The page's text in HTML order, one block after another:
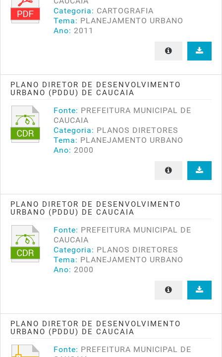
Categoria: CARTOGRAFIA
Tema: PLANEJAMENTO URBANO
Ano: 2011
PLANO DIRETOR DE DESENVOLVIMENTO
URBANO (PDDU) DE CAUCAIA
Fonte: PREFEITURA MUNICIPAL DE
CAUCAIA
Categoria: PLANOS DIRETORES
Tema: PLANEJAMENTO URBANO
Ano: 2000
PLANO DIRETOR DE DESENVOLVIMENTO
URBANO (PDDU) DE CAUCAIA
Fonte: PREFEITURA MUNICIPAL DE
CAUCAIA
Categoria: PLANOS DIRETORES
Tema: PLANEJAMENTO URBANO
Ano: 2000
PLANO DIRETOR DE DESENVOLVIMENTO
URBANO (PDDU) DE CAUCAIA
Fonte: PREFEITURA MUNICIPAL DE